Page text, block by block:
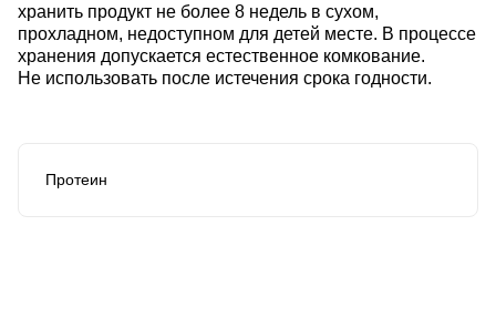
хранить продукт не более 8 недель в сухом,
прохладном, недоступном для детей месте. В процессе
хранения допускается естественное комкование.
Не использовать после истечения срока годности.
Протеин